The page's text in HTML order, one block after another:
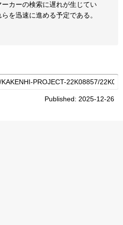
カーの検索に遅れが生じてい
を迅速に進める予定である。
Published: 2025-12-26